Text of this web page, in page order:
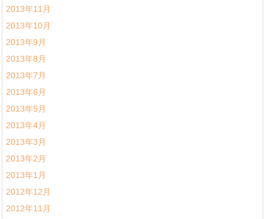
2013年11月
2013年10月
2013年9月
2013年8月
2013年7月
2013年6月
2013年5月
2013年4月
2013年3月
2013年2月
2013年1月
2012年12月
2012年11月